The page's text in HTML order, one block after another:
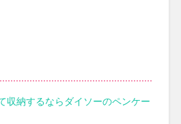
収納するならダイソーのペンケー